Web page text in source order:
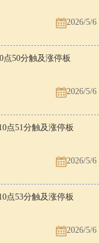
2026/5/6
点50分触及涨停板
2026/5/6
点51分触及涨停板
2026/5/6
点53分触及涨停板
2026/5/6